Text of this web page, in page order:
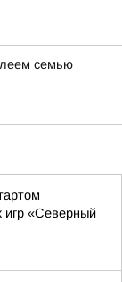
семью
игр «Северный